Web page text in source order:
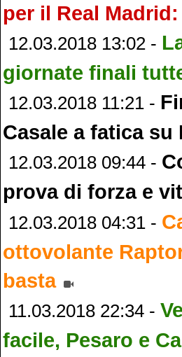
per il Real
12.03.2018 13:02 -
giornate finali
12.03.2018 11:21 -
Casale a fatica
12.03.2018 09:44 -
prova di forza e
12.03.2018 04:31 -
ottovolante
basta
11.03.2018 22:34 -
facile, Pesaro e